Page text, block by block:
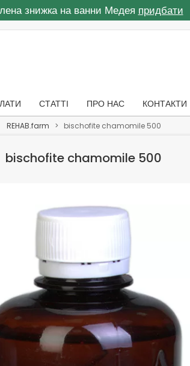
знижка на ванни Медея придбати
СТАТТІ ПРО НАС КОНТАКТИ
REHAB.farm > bischofite chamomile 500
bischofite chamomile 500